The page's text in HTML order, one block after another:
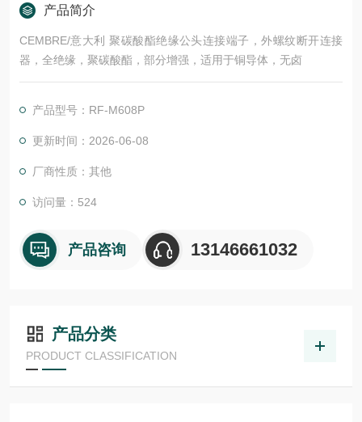
产品简介
CEMBRE/意大利 聚碳酸酯绝缘公头连接端子，外螺纹断开连接
器，全绝缘，聚碳酸酯，部分增强，适用于铜导体，无卤
产品型号：RF-M608P
更新时间：2026-06-08
厂商性质：其他
访问量：524
产品咨询 13146661032
产品分类
PRODUCT CLASSIFICATION